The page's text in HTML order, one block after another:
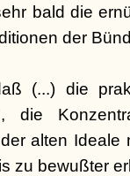
bald die
der
(...) die
die
alten Ideale
zu bewußter